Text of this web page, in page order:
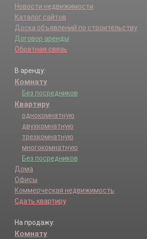
Новости недвижимости
Каталог сайтов
Доска объявлений по строительству
Договор аренды
Обратная связь
В аренду:
Комнату
Без посредников
Квартиру
однокомнатную
двухкомнатную
трехкомнатную
многокомнатную
Без посредников
Дома
Офисы
Коммерческая недвижимость
Сдать квартиру
На продажу:
Комнату